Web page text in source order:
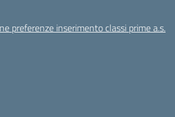
preferenze inserimento classi prime a.s.